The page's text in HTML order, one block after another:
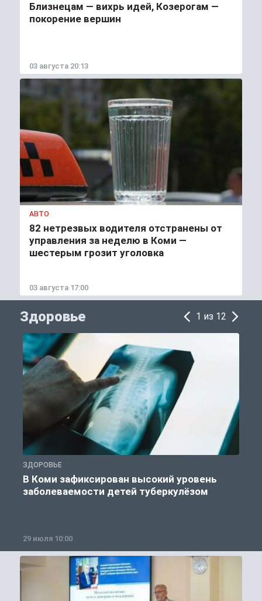
Близнецам — вихрь идей, Козерогам —
покорение вершин
03 августа 20:13
АВТО
82 нетрезвых водителя отстранены от
управления за неделю в Коми —
шестерым грозит уголовка
03 августа 17:00
Здоровье 1 из 12
ЗДОРОВЬЕ
В Коми зафиксирован высокий уровень
заболеваемости детей туберкулёзом
29 июля 10:00